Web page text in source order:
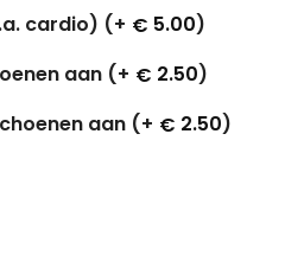
cardio) (+ € 5.00)
aan (+ € 2.50)
aan (+ € 2.50)